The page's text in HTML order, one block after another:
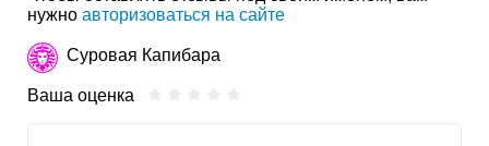
нужно авторизоваться на сайте
Суровая Капибара
Ваша оценка